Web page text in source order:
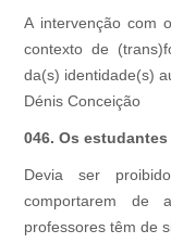
A intervenção com
contexto de
da(s) identidade(s)
Dénis Conceição
046. Os
Devia ser
comportarem de
professores têm de